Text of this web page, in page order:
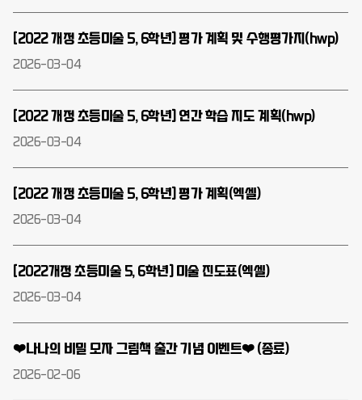
[2022 개정 초등미술 5, 6학년] 평가 계획 및 수행평가지(hwp)
2026-03-04
[2022 개정 초등미술 5, 6학년] 연간 학습 지도 계획(hwp)
2026-03-04
[2022 개정 초등미술 5, 6학년] 평가 계획(엑셀)
2026-03-04
[2022개정 초등미술 5, 6학년] 미술 진도표(엑셀)
2026-03-04
❤️나나의 비밀 모자 그림책 출간 기념 이벤트❤️ (종료)
2026-02-06